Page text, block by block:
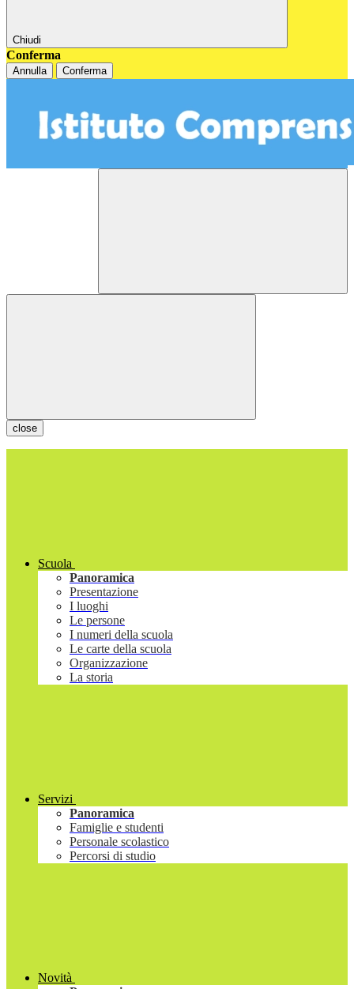
Chiudi
Conferma
Annulla Conferma
close
Scuola
Panoramica
Presentazione
I luoghi
Le persone
I numeri della scuola
Le carte della scuola
Organizzazione
La storia
Servizi
Panoramica
Famiglie e studenti
Personale scolastico
Percorsi di studio
Novità